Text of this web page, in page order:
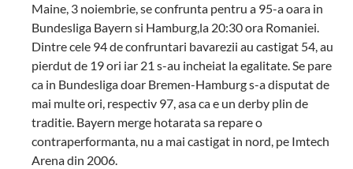
Maine, 3 noiembrie, se confrunta pentru a 95-a oara in
Bundesliga Bayern si Hamburg,la 20:30 ora Romaniei.
Dintre cele 94 de confruntari bavarezii au castigat 54, au
pierdut de 19 ori iar 21 s-au incheiat la egalitate. Se pare
ca in Bundesliga doar Bremen-Hamburg s-a disputat de
mai multe ori, respectiv 97, asa ca e un derby plin de
traditie. Bayern merge hotarata sa repare o
contraperformanta, nu a mai castigat in nord, pe Imtech
Arena din 2006.